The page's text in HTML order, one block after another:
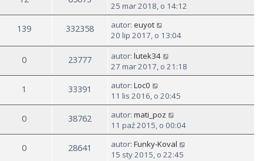
25 mar 2018, o 14:12
139 332358 autor: euyot
20 lip 2017, o 13:04
0 23777 autor: lutek34
27 mar 2017, o 21:18
1 33391 autor: Loc0
11 lis 2016, o 20:45
0 38762 autor: mati_poz
11 paź 2015, o 00:04
0 28641 autor: Funky-Koval
15 sty 2015, o 22:45